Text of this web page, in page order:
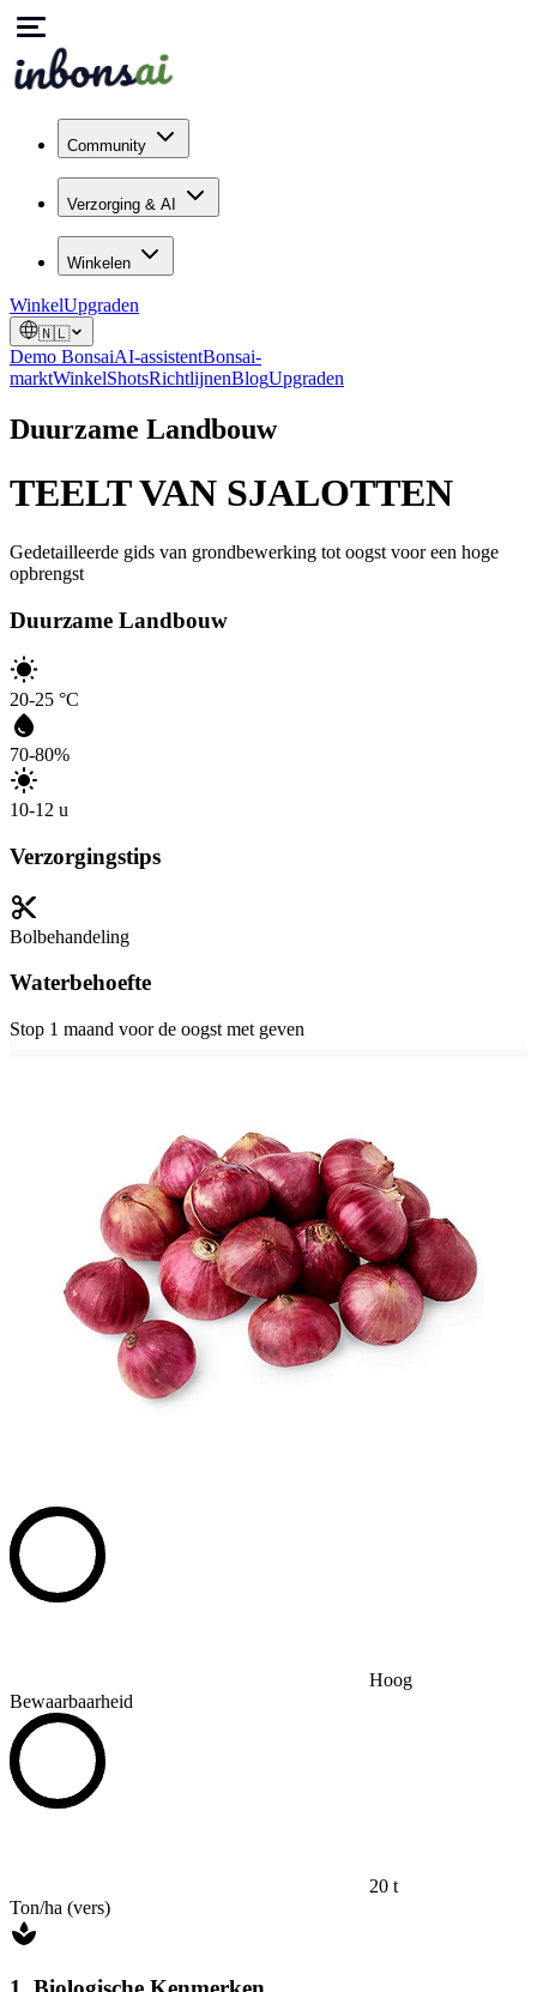
Community
Verzorging & AI
Winkelen
WinkelUpgraden
🇳🇱
Demo BonsaiAI-assistentBonsai-
marktWinkelShotsRichtlijnenBlogUpgraden
Duurzame Landbouw
TEELT VAN SJALOTTEN
Gedetailleerde gids van grondbewerking tot oogst voor een hoge
opbrengst
Duurzame Landbouw
20-25 °C
70-80%
10-12 u
Verzorgingstips
Bolbehandeling
Waterbehoefte
Stop 1 maand voor de oogst met geven
Hoog
Bewaarbaarheid
20 t
Ton/ha (vers)